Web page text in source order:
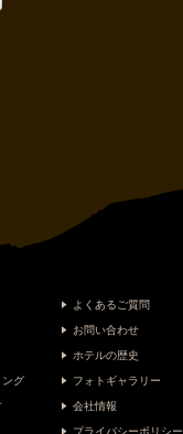
ング
よくあるご質問
お問い合わせ
ホテルの歴史
フォトギャラリー
会社情報
プライバシーポリシー